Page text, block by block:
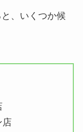
、いくつか候
店